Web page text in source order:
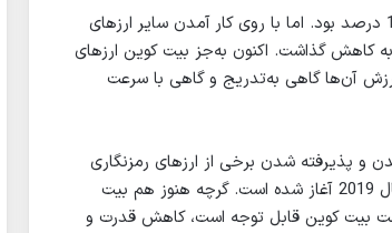
سال‌های طولانی تسلط بیت کوین بر بازار ارزهای دیجیتالی نزدیک به 100 درصد بود. اما با روی کار آمدن سایر ارزهای
کاهش گذاشت. اکنون به‌جز بیت کوین ارزهای
آن‌ها گاهی به‌تدریج و گاهی با سرعت
و پذیرفته شدن برخی از ارزهای رمزنگاری
شده دیگر با کاهش دامیننس بیت کوین روبه رو هستیم. این روند از سال 2019 آغاز شده است. گرچه هنوز هم بیت
قیمت بیت کوین قابل توجه است، کاهش قدرت و